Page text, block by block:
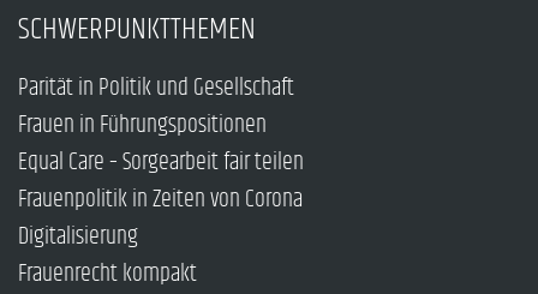
SCHWERPUNKTTHEMEN
Parität in Politik und Gesellschaft
Frauen in Führungspositionen
Equal Care – Sorgearbeit fair teilen
Frauenpolitik in Zeiten von Corona
Digitalisierung
Frauenrecht kompakt